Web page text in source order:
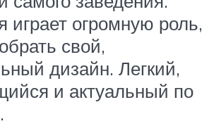
играет огромную роль,
свой,
дизайн. Легкий,
и актуальный по